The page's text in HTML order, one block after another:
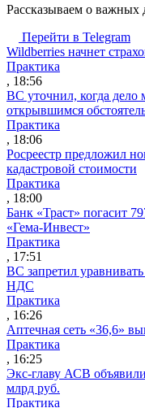
Рассказываем о
Перейти в Telegram
Wildberries начнет
Практика
, 18:56
ВС уточнил, когда дело
открывшимся
Практика
, 18:06
Росреестр предложил
кадастровой стоимости
Практика
, 18:00
Банк «Траст» погасит
«Гема-Инвест»
Практика
, 17:51
ВС запретил
НДС
Практика
, 16:26
Аптечная сеть «36,6»
Практика
, 16:25
Экс-главу АСВ
млрд руб.
Практика